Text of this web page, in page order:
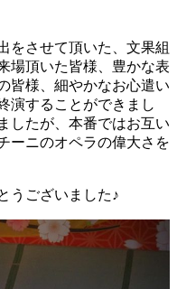
をさせて頂いた、文果組
場頂いた皆様、豊かな表
皆様、細やかなお心遣い
演することができまし
したが、本番ではお互い
ーニのオペラの偉大さを
うございました♪